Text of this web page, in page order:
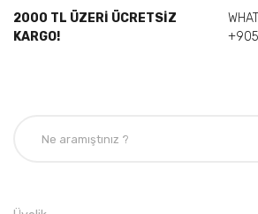
2000 TL ÜZERİ ÜCRETSİZ
KARGO!